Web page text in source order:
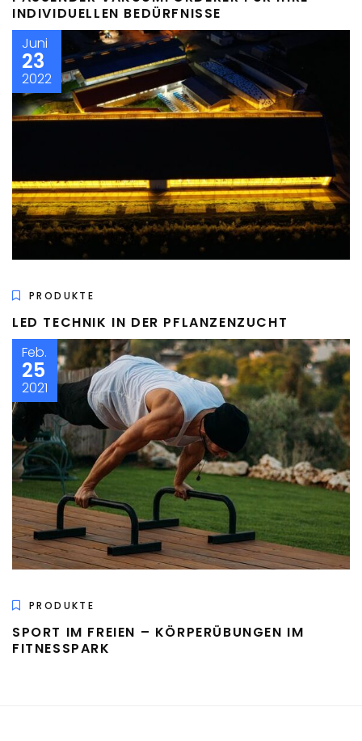
INDIVIDUELLEN BEDÜRFNISSE
Juni
23
2022
PRODUKTE
LED TECHNIK IN DER PFLANZENZUCHT
Feb.
25
2021
PRODUKTE
SPORT IM FREIEN – KÖRPERÜBUNGEN IM
FITNESSPARK